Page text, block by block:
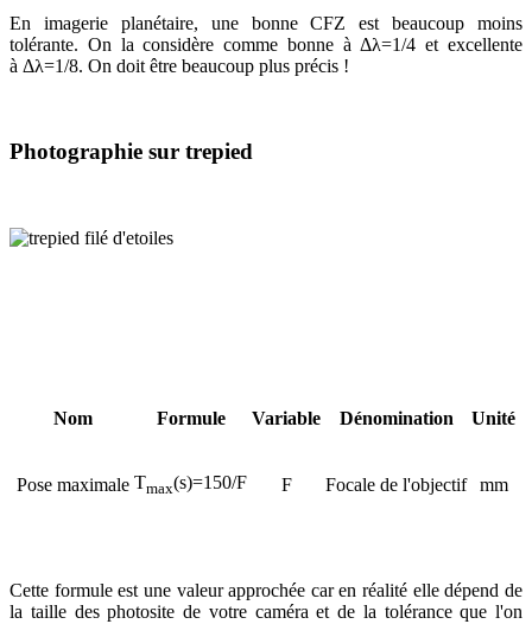
En imagerie planétaire, une bonne CFZ est beaucoup moins
tolérante. On la considère comme bonne à Δλ=1/4 et excellente
à Δλ=1/8. On doit être beaucoup plus précis !
Photographie sur trepied
Nom Formule Variable Dénomination Unité
Pose maximale Tmax(s)=150/F F Focale de l'objectif mm
Cette formule est une valeur approchée car en réalité elle dépend de
la taille des photosite de votre caméra et de la tolérance que l'on